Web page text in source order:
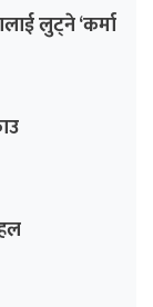
लुट्ने ‘कर्मा